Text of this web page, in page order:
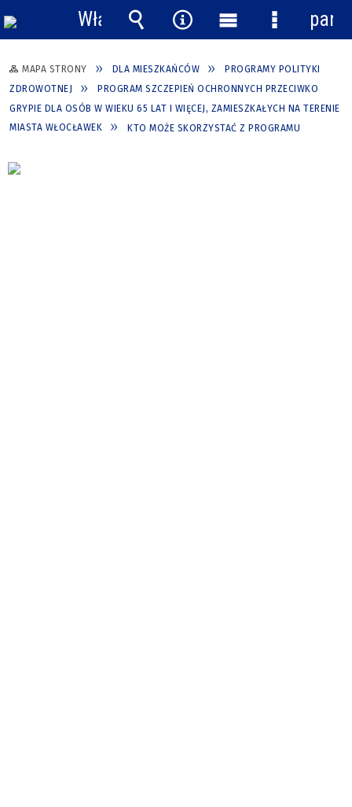
MAPA STRONY DLA MIESZKAŃCÓW
PROGRAMY POLITYKI
ZDROWOTNEJ
PROGRAM SZCZEPIEŃ OCHRONNYCH PRZECIWKO
GRYPIE DLA OSÓB W WIEKU 65 LAT I WIĘCEJ, ZAMIESZKAŁYCH NA TERENIE
MIASTA WŁOCŁAWEK
KTO MOŻE SKORZYSTAĆ Z PROGRAMU
Włącz
powiadomienia
Wyszukiwarka
Narzędzia
Menu
główne
Menu
panel